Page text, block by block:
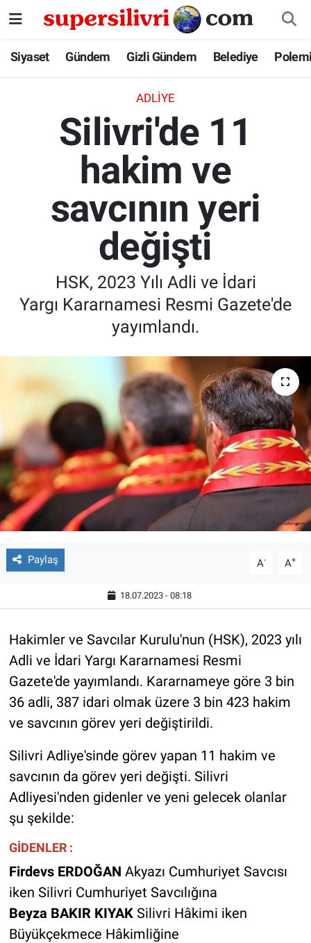
Siyaset Gündem Gizli Gündem Belediye
ADLIYE
Silivri'de 11
hakim ve
savcının yeri
değişti
HSK, 2023 Yılı Adli ve İdari
Yargı Kararnamesi Resmi Gazete'de
yayımlandı.
Paylaş A- A+
18.07.2023 - 08:18
Hakimler ve Savcılar Kurulu'nun (HSK), 2023 yılı
Adli ve İdari Yargı Kararnamesi Resmi
Gazete'de yayımlandı. Kararnameye göre 3 bin
36 adli, 387 idari olmak üzere 3 bin 423 hakim
ve savcının görev yeri değiştirildi.
Silivri Adliye'sinde görev yapan 11 hakim ve
savcının da görev yeri değişti. Silivri
Adliyesi'nden gidenler ve yeni gelecek olanlar
şu şekilde:
GİDENLER :
Firdevs ERDOĞAN Akyazı Cumhuriyet Savcısı
iken Silivri Cumhuriyet Savcılığına
Beyza BAKIR KIYAKSilivri Hâkimi iken
Büyükçekmece Hâkimliğine
Siyaset
Gizli Gündem
Belediye
İstanbul Nöbetçi Eczaneler
İstanbul Namaz Vakitleri
İstanbul Trafik Yoğunluk Haritası
Tüm Manşetler
Son Dakika Haberleri
Haber Arşivi